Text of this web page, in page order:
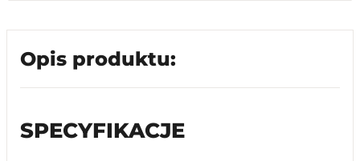
Opis produktu:
SPECYFIKACJE